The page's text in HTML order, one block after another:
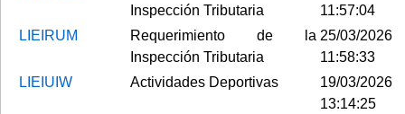
Inspección Tributaria
11:57:04
LIEIRUM
Requerimiento de la
Inspección Tributaria
25/03/2026
11:58:33
LIEIUIW
Actividades Deportivas
19/03/2026
13:14:25